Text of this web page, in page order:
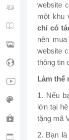
ONLINE
KHÓA HỌC
THƯ VIỆN
WEBSITE
VIDEO
DESIGN
SHOPPING
BOOKING
website
một khu
chỉ có
nên
website
thông tin
Làm thế
1. Nếu
lớn tại
tặng mã
2. Bạn